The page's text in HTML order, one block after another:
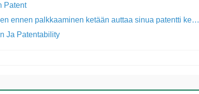
Patent
ennen palkkaaminen ketään auttaa sinua patentti ke…
Ja Patentability